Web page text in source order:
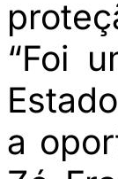
“Foi
a